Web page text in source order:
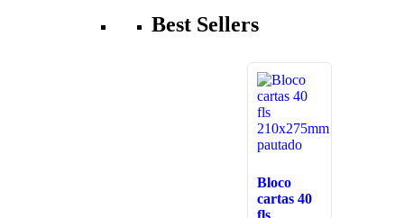
Best Sellers
Bloco
cartas 40